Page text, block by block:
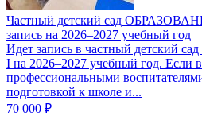
Частный детский сад
запись на 2026–2027 учебный год
Идет запись в частный
I на 2026–2027 учебный год. Если
профессиональными
подготовкой к школе и...
70 000 ₽